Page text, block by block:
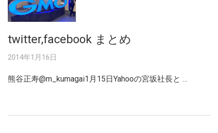
twitter,facebook まとめ
2014年1月16日
熊谷正寿@m_kumagai1月15日Yahooの宮坂社長と …